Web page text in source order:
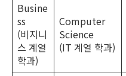
Busine
ss
(비지니
스 계열
학과)
Computer
Science
(IT 계열 학과)